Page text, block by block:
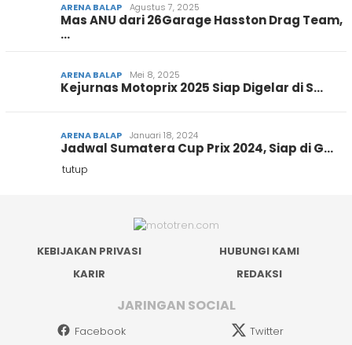
ARENA BALAP Agustus 7, 2025
Mas ANU dari 26Garage Hasston Drag Team,
…
ARENA BALAP Mei 8, 2025
Kejurnas Motoprix 2025 Siap Digelar di S…
ARENA BALAP Januari 18, 2024
Jadwal Sumatera Cup Prix 2024, Siap di G…
KEBIJAKAN PRIVASI
HUBUNGI KAMI
KARIR
REDAKSI
JARINGAN SOCIAL
Facebook Twitter
tutup